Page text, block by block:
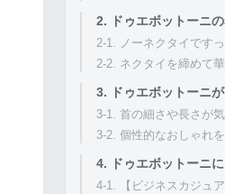
2. ドゥエボットーニ
2-1. ノーネクタイです
2-2. ネクタイを締めて
3. ドゥエボットーニ
3-1. 首の細さや長さが
3-2. 個性的なおしゃれ
4. ドゥエボットーニ
4-1. 【ビジネスカジュ